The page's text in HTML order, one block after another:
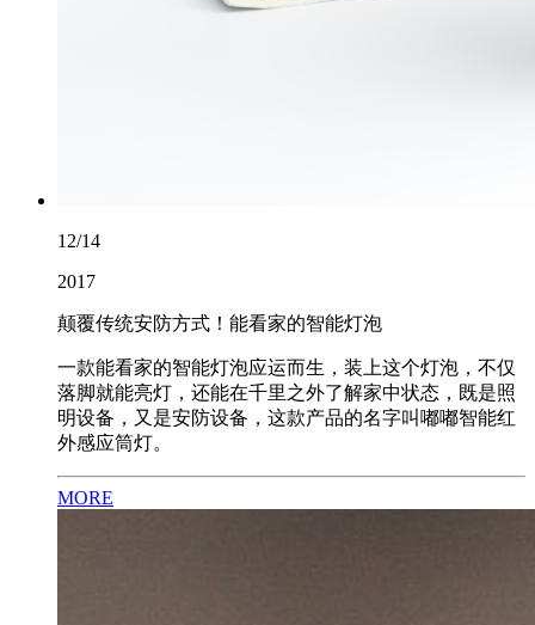
12/14
2017
颠覆传统安防方式！能看家的智能灯泡
一款能看家的智能灯泡应运而生，装上这个灯泡，不仅
落脚就能亮灯，还能在千里之外了解家中状态，既是照
明设备，又是安防设备，这款产品的名字叫嘟嘟智能红
外感应筒灯。
MORE